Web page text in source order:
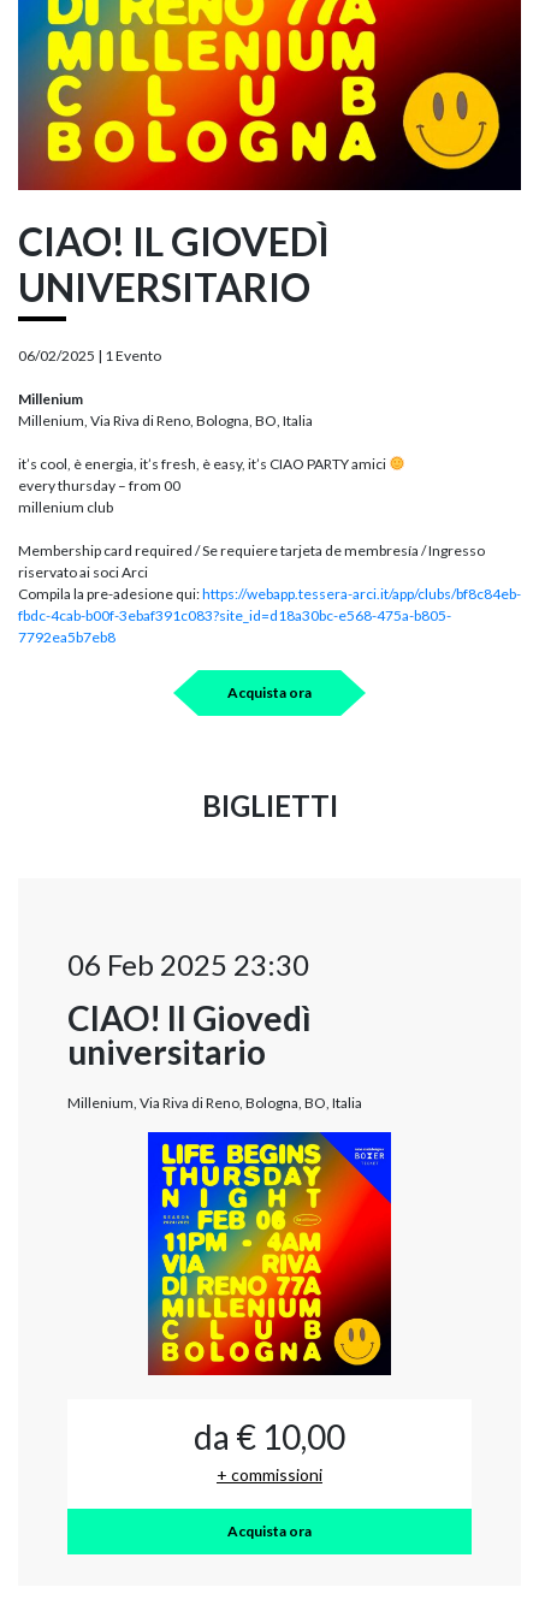
CIAO! IL GIOVEDÌ
UNIVERSITARIO
06/02/2025 | 1 Evento
Millenium
Millenium, Via Riva di Reno, Bologna, BO, Italia
it’s cool, è energia, it’s fresh, è easy, it’s CIAO PARTY amici
every thursday – from 00
millenium club
Membership card required / Se requiere tarjeta de membresía / Ingresso
riservato ai soci Arci
Compila la pre-adesione qui:https://webapp.tessera-arci.it/app/clubs/bf8c84eb-
fbdc-4cab-b00f-3ebaf391c083?site_id=d18a30bc-e568-475a-b805-
7792ea5b7eb8
Acquista ora
BIGLIETTI
06 Feb 2025 23:30
CIAO! Il Giovedì
universitario
Millenium, Via Riva di Reno, Bologna, BO, Italia
da € 10,00
+ commissioni
Acquista ora